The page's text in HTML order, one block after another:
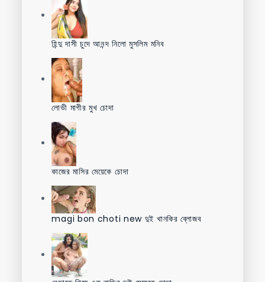
হিন্দু দাসী চুদে আনন্দ নিলো মুসলিম মনিব
লোভী মাগীর মুখ চোদা
কাজের মাসির মেয়েকে চোদা
magi bon choti new দুই খানকির ব্লোজব